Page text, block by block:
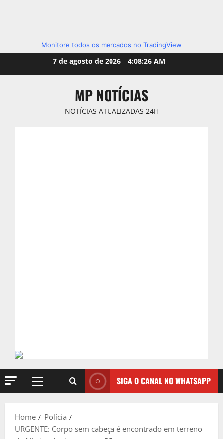
Monitore todos os mercados no TradingView
7 de agosto de 2026 4:08:28 AM
MP NOTÍCIAS
NOTÍCIAS ATUALIZADAS 24H
Primary
SIGA O CANAL NO WHATSAPP
Home
Polícia
URGENTE: Corpo sem cabeça é encontrado em terreno